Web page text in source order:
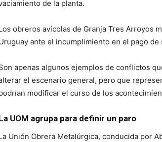
de la planta.
obreros avícolas de Granja Tres Arroyos
ante el incumplimiento en el pago
apenas algunos ejemplos de conflictos
el escenario general, pero que
modificar el curso de los
UOM agrupa para definir un paro
Unión Obrera Metalúrgica, conducida por